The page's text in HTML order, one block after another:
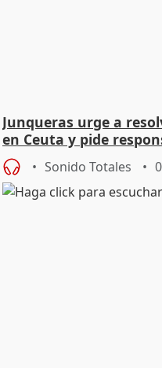
Junqueras urge a
en Ceuta y pide
Sonido Totales